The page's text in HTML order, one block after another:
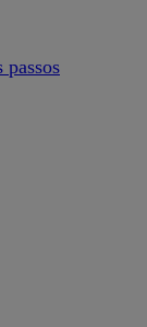
passos